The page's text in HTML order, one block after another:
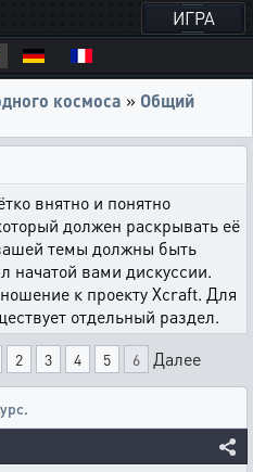
ИГРА
космоса » Общий
внятно и понятно
должен раскрывать её
темы должны быть
начатой вами дискуссии.
к проекту Xcraft. Для
отдельный раздел.
2 3 4 5 6 Далее